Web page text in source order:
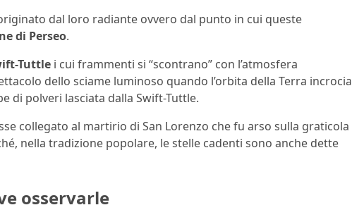
dal loro radiante ovvero dal punto in cui queste
di Perseo.
Tuttle i cui frammenti si “scontrano” con l’atmosfera
dello sciame luminoso quando l’orbita della Terra incrocia
di polveri lasciata dalla Swift-Tuttle.
collegato al martirio di San Lorenzo che fu arso sulla graticola
nella tradizione popolare, le stelle cadenti sono anche dette
osservarle